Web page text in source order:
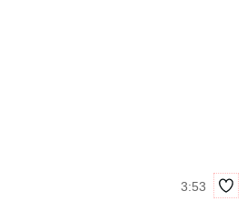
3:53